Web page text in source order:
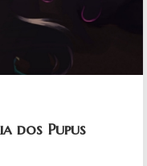
dos Pupus